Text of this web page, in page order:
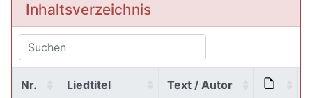
Inhaltsverzeichnis
Nr. Liedtitel Text / Autor